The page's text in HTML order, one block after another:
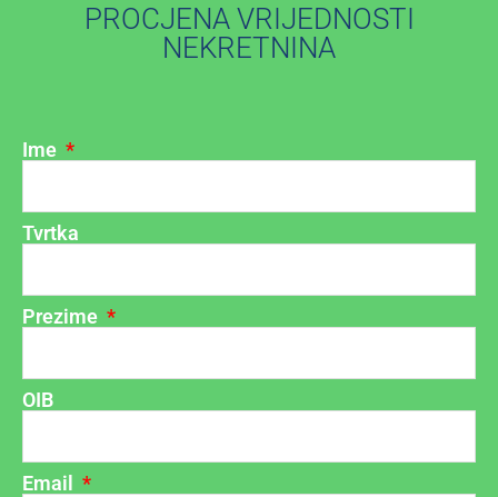
PROCJENA VRIJEDNOSTI
NEKRETNINA
Ime
Tvrtka
Prezime
OIB
Email